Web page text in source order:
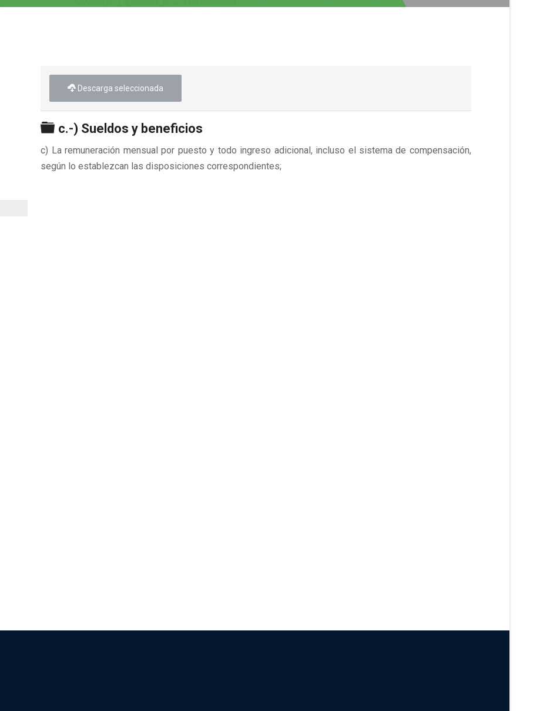
Descarga seleccionada
Carpeta
c.-) Sueldos y beneficios
c) La remuneración mensual por puesto y todo ingreso adicional, incluso el sistema de compensación,
según lo establezcan las disposiciones correspondientes;